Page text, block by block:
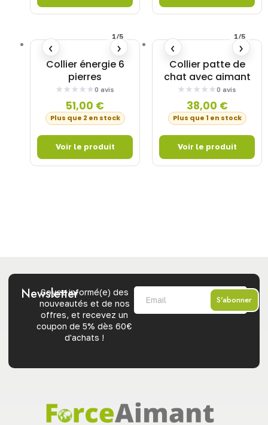
Collier énergie 6
pierres
0 avis
51,00 €
Plus que 2 en stock
‹ ›
1/5
Collier patte de
chat avec aimant
0 avis
38,00 €
Plus que 1 en stock
‹ ›
1/5
Newsletter
Soyez informé(e) des
nouveautés et de nos
offres, et recevez un
coupon de 5% dès 60€
d'achats !
S'abonner